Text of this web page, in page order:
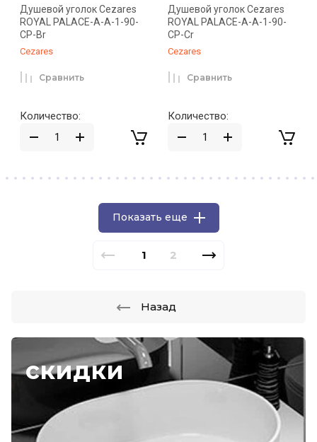
скидки
Душевой уголок Cezares
ROYAL PALACE-A-A-1-90-
CP-Br
Cezares
Количество:
Сравнить
Душевой уголок Cezares
ROYAL PALACE-A-A-1-90-
CP-Cr
Cezares
Количество:
Сравнить
1 2
Показать еще
Назад